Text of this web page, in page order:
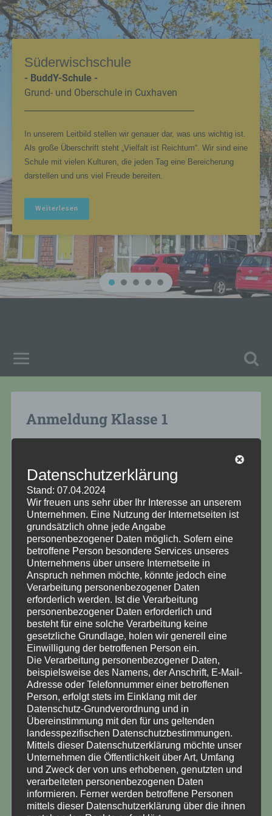
Süderwischschule
- BuddY-Schule -
Grund- und Oberschule in Cuxhaven
In unserem Leitbild stellen wir genauer dar, was uns wichtig ist.
Als große Überschrift steht „Vielfalt ist Reichtum“. Wir sind eine
Schule mit vielen Kulturen, die jeden Tag eine Bereicherung
darstellen und uns viel Freude bereiten.
Weiterlesen
Anmeldung Klasse 1
Liebe Eltern, liebe Erziehungsberechtigte,
in diesem Sommer wird Ihr Kind
eingeschult.
=> Beachten Sie bitte den folgenden Ablauf!
Kommen Sie bitte ( ohneIhr Kind!)
nach telefonischer Terminabsprache
unter Telefon 04721-595710
in die Süderwischschule, um Ihr Kind anzumelden.
Dazu können Sie hier alleerforderlichen Unterlagen
herunterladen.
Zusätzlich benötigen Sie
die Kopie derGeburts- oder
Abstammungsurkunde
einenAusweis
Alternativ können Sie uns natürlich alle Unterlagen
Datenschutzerklärung
Stand: 07.04.2024
Wir freuen uns sehr über Ihr Interesse an unserem
Unternehmen. Eine Nutzung der Internetseiten ist
grundsätzlich ohne jede Angabe
personenbezogener Daten möglich. Sofern eine
betroffene Person besondere Services unseres
Unternehmens über unsere Internetseite in
Anspruch nehmen möchte, könnte jedoch eine
Verarbeitung personenbezogener Daten
erforderlich werden. Ist die Verarbeitung
personenbezogener Daten erforderlich und
besteht für eine solche Verarbeitung keine
gesetzliche Grundlage, holen wir generell eine
Einwilligung der betroffenen Person ein.
Die Verarbeitung personenbezogener Daten,
beispielsweise des Namens, der Anschrift, E-Mail-
Adresse oder Telefonnummer einer betroffenen
Person, erfolgt stets im Einklang mit der
Datenschutz-Grundverordnung und in
Übereinstimmung mit den für uns geltenden
landesspezifischen Datenschutzbestimmungen.
Mittels dieser Datenschutzerklärung möchte unser
Unternehmen die Öffentlichkeit über Art, Umfang
und Zweck der von uns erhobenen, genutzten und
verarbeiteten personenbezogenen Daten
informieren. Ferner werden betroffene Personen
mittels dieser Datenschutzerklärung über die ihnen